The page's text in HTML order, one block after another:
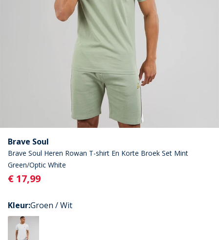
Brave Soul
Brave Soul Heren Rowan T-shirt En Korte Broek Set Mint
Green/Optic White
Current
€ 17,99
Kleur:Groen / Wit